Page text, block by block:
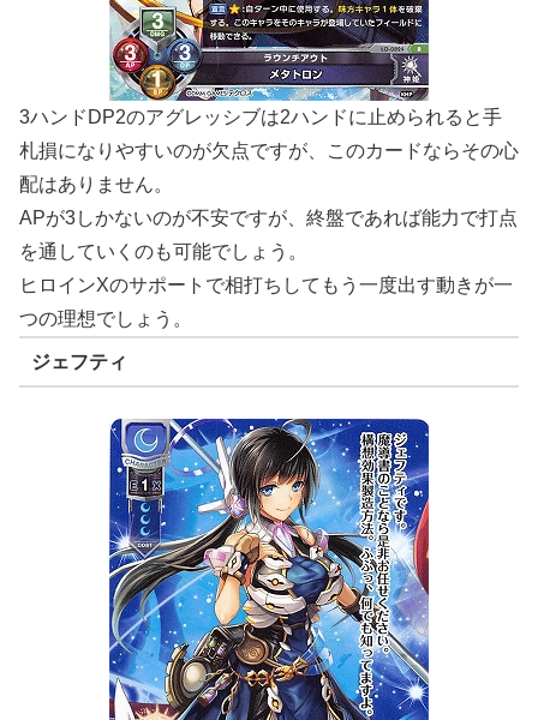
3ハンドDP2のアグレッシブは2ハンドに止められると手
札損になりやすいのが欠点ですが、このカードならその心
配はありません。
APが3しかないのが不安ですが、終盤であれば能力で打点
を通していくのも可能でしょう。
ヒロインXのサポートで相打ちしてもう一度出す動きが一
つの理想でしょう。
ジェフティ